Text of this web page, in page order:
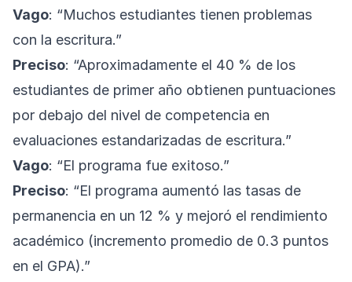
Vago: “Muchos estudiantes tienen problemas
con la escritura.”
Preciso: “Aproximadamente el 40 % de los
estudiantes de primer año obtienen puntuaciones
por debajo del nivel de competencia en
evaluaciones estandarizadas de escritura.”
Vago: “El programa fue exitoso.”
Preciso: “El programa aumentó las tasas de
permanencia en un 12 % y mejoró el rendimiento
académico (incremento promedio de 0.3 puntos
en el GPA).”